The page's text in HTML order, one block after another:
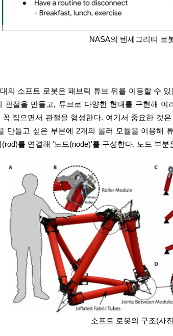
NASA의 텐세그리티 로
의 소프트 로봇은 패브릭 튜브 위를 이동할 수 있
관절을 만들고, 튜브로 다양한 형태를 구현해
꼭 집으면서 관절을 형성한다. 여기서 중요한 것
만들고 싶은 부분에 2개의 롤러 모듈을 이용해
(rod)를 연결해 '노드(node)'를 구성한다. 노드 부분
소프트 로봇의 구조(사